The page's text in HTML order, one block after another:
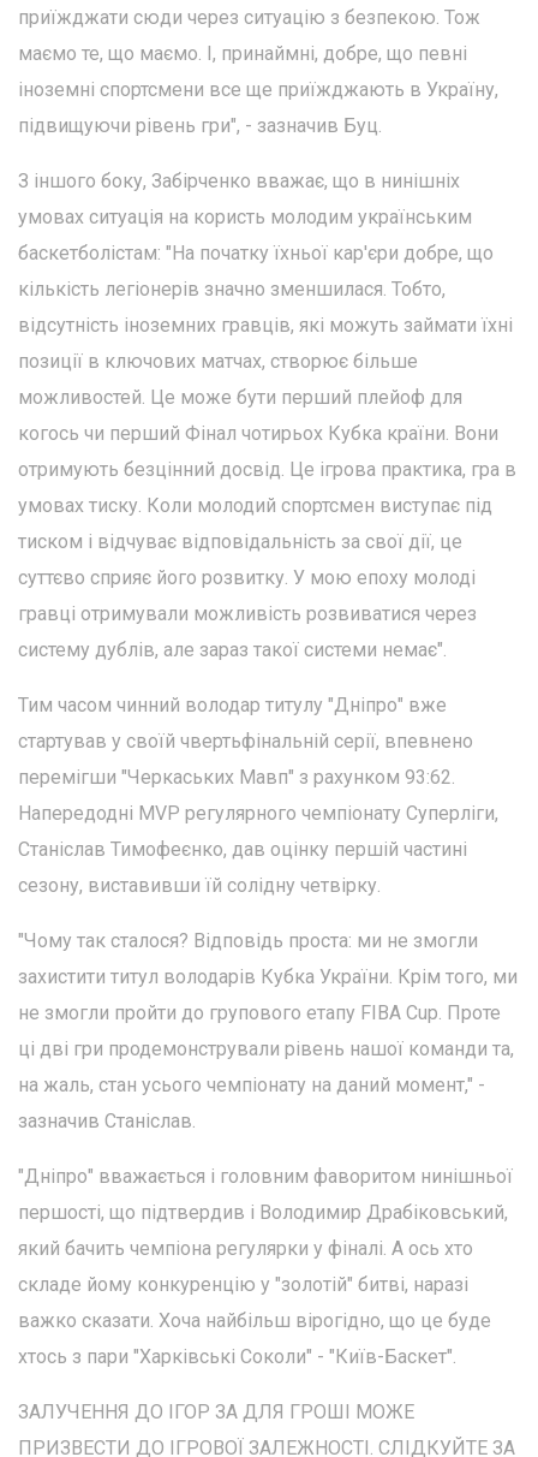
приїжджати сюди через ситуацію з безпекою. Тож
маємо те, що маємо. І, принаймні, добре, що певні
іноземні спортсмени все ще приїжджають в Україну,
підвищуючи рівень гри", - зазначив Буц.
З іншого боку, Забірченко вважає, що в нинішніх
умовах ситуація на користь молодим українським
баскетболістам: "На початку їхньої кар'єри добре, що
кількість легіонерів значно зменшилася. Тобто,
відсутність іноземних гравців, які можуть займати їхні
позиції в ключових матчах, створює більше
можливостей. Це може бути перший плейоф для
когось чи перший Фінал чотирьох Кубка країни. Вони
отримують безцінний досвід. Це ігрова практика, гра в
умовах тиску. Коли молодий спортсмен виступає під
тиском і відчуває відповідальність за свої дії, це
суттєво сприяє його розвитку. У мою епоху молоді
гравці отримували можливість розвиватися через
систему дублів, але зараз такої системи немає".
Тим часом чинний володар титулу "Дніпро" вже
стартував у своїй чвертьфінальній серії, впевнено
перемігши "Черкаських Мавп" з рахунком 93:62.
Напередодні MVP регулярного чемпіонату Суперліги,
Станіслав Тимофеєнко, дав оцінку першій частині
сезону, виставивши їй солідну четвірку.
"Чому так сталося? Відповідь проста: ми не змогли
захистити титул володарів Кубка України. Крім того, ми
не змогли пройти до групового етапу FIBA Cup. Проте
ці дві гри продемонстрували рівень нашої команди та,
на жаль, стан усього чемпіонату на даний момент," -
зазначив Станіслав.
"Дніпро" вважається і головним фаворитом нинішньої
першості, що підтвердив і Володимир Драбіковський,
який бачить чемпіона регулярки у фіналі. А ось хто
складе йому конкуренцію у "золотій" битві, наразі
важко сказати. Хоча найбільш вірогідно, що це буде
хтось з пари "Харківські Соколи" - "Київ-Баскет".
ЗАЛУЧЕННЯ ДО ІГОР ЗА ДЛЯ ГРОШІ МОЖЕ
ПРИЗВЕСТИ ДО ІГРОВОЇ ЗАЛЕЖНОСТІ. СЛІДКУЙТЕ ЗА